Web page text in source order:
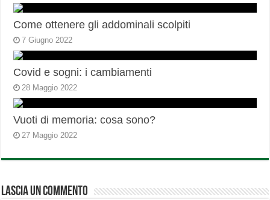
Come ottenere gli addominali scolpiti
7 Giugno 2022
Covid e sogni: i cambiamenti
28 Maggio 2022
Vuoti di memoria: cosa sono?
27 Maggio 2022
Lascia un commento